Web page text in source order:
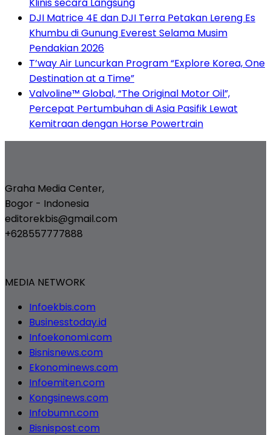
Klinis secara Langsung
DJI Matrice 4E dan DJI Terra Petakan Lereng Es
Khumbu di Gunung Everest Selama Musim
Pendakian 2026
T’way Air Luncurkan Program “Explore Korea, One
Destination at a Time”
Valvoline™ Global, “The Original Motor Oil”,
Percepat Pertumbuhan di Asia Pasifik Lewat
Kemitraan dengan Horse Powertrain
Graha Media Center,
Bogor - Indonesia
editorekbis@gmail.com
+628557777888
MEDIA NETWORK
Infoekbis.com
Businesstoday.id
Infoekonomi.com
Bisnisnews.com
Ekonominews.com
Infoemiten.com
Kongsinews.com
Infobumn.com
Bisnispost.com